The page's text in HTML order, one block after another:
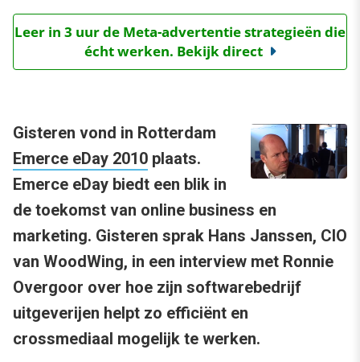
Leer in 3 uur de Meta-advertentie strategieën die
écht werken. Bekijk direct
Gisteren vond in Rotterdam
Emerce eDay 2010 plaats.
Emerce eDay biedt een blik in
de toekomst van online business en
marketing. Gisteren sprak Hans Janssen, CIO
van WoodWing, in een interview met Ronnie
Overgoor over hoe zijn softwarebedrijf
uitgeverijen helpt zo efficiënt en
crossmediaal mogelijk te werken.